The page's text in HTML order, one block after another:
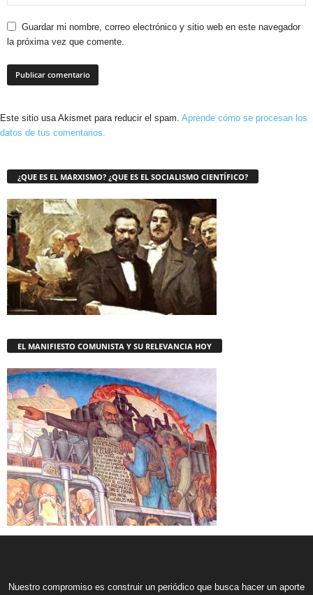
Guardar mi nombre, correo electrónico y sitio web en este navegador
la próxima vez que comente.
Este sitio usa Akismet para reducir el spam. Aprende cómo se procesan los
datos de tus comentarios.
¿QUE ES EL MARXISMO? ¿QUE ES EL SOCIALISMO CIENTÍFICO?
EL MANIFIESTO COMUNISTA Y SU RELEVANCIA HOY
Nuestro compromiso es construir un periódico que busca hacer un aporte